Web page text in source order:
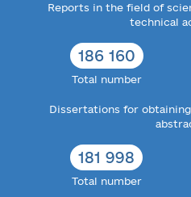
Reports in the field of
technical
186 160
Total number
Dissertations for
181 998
Total number